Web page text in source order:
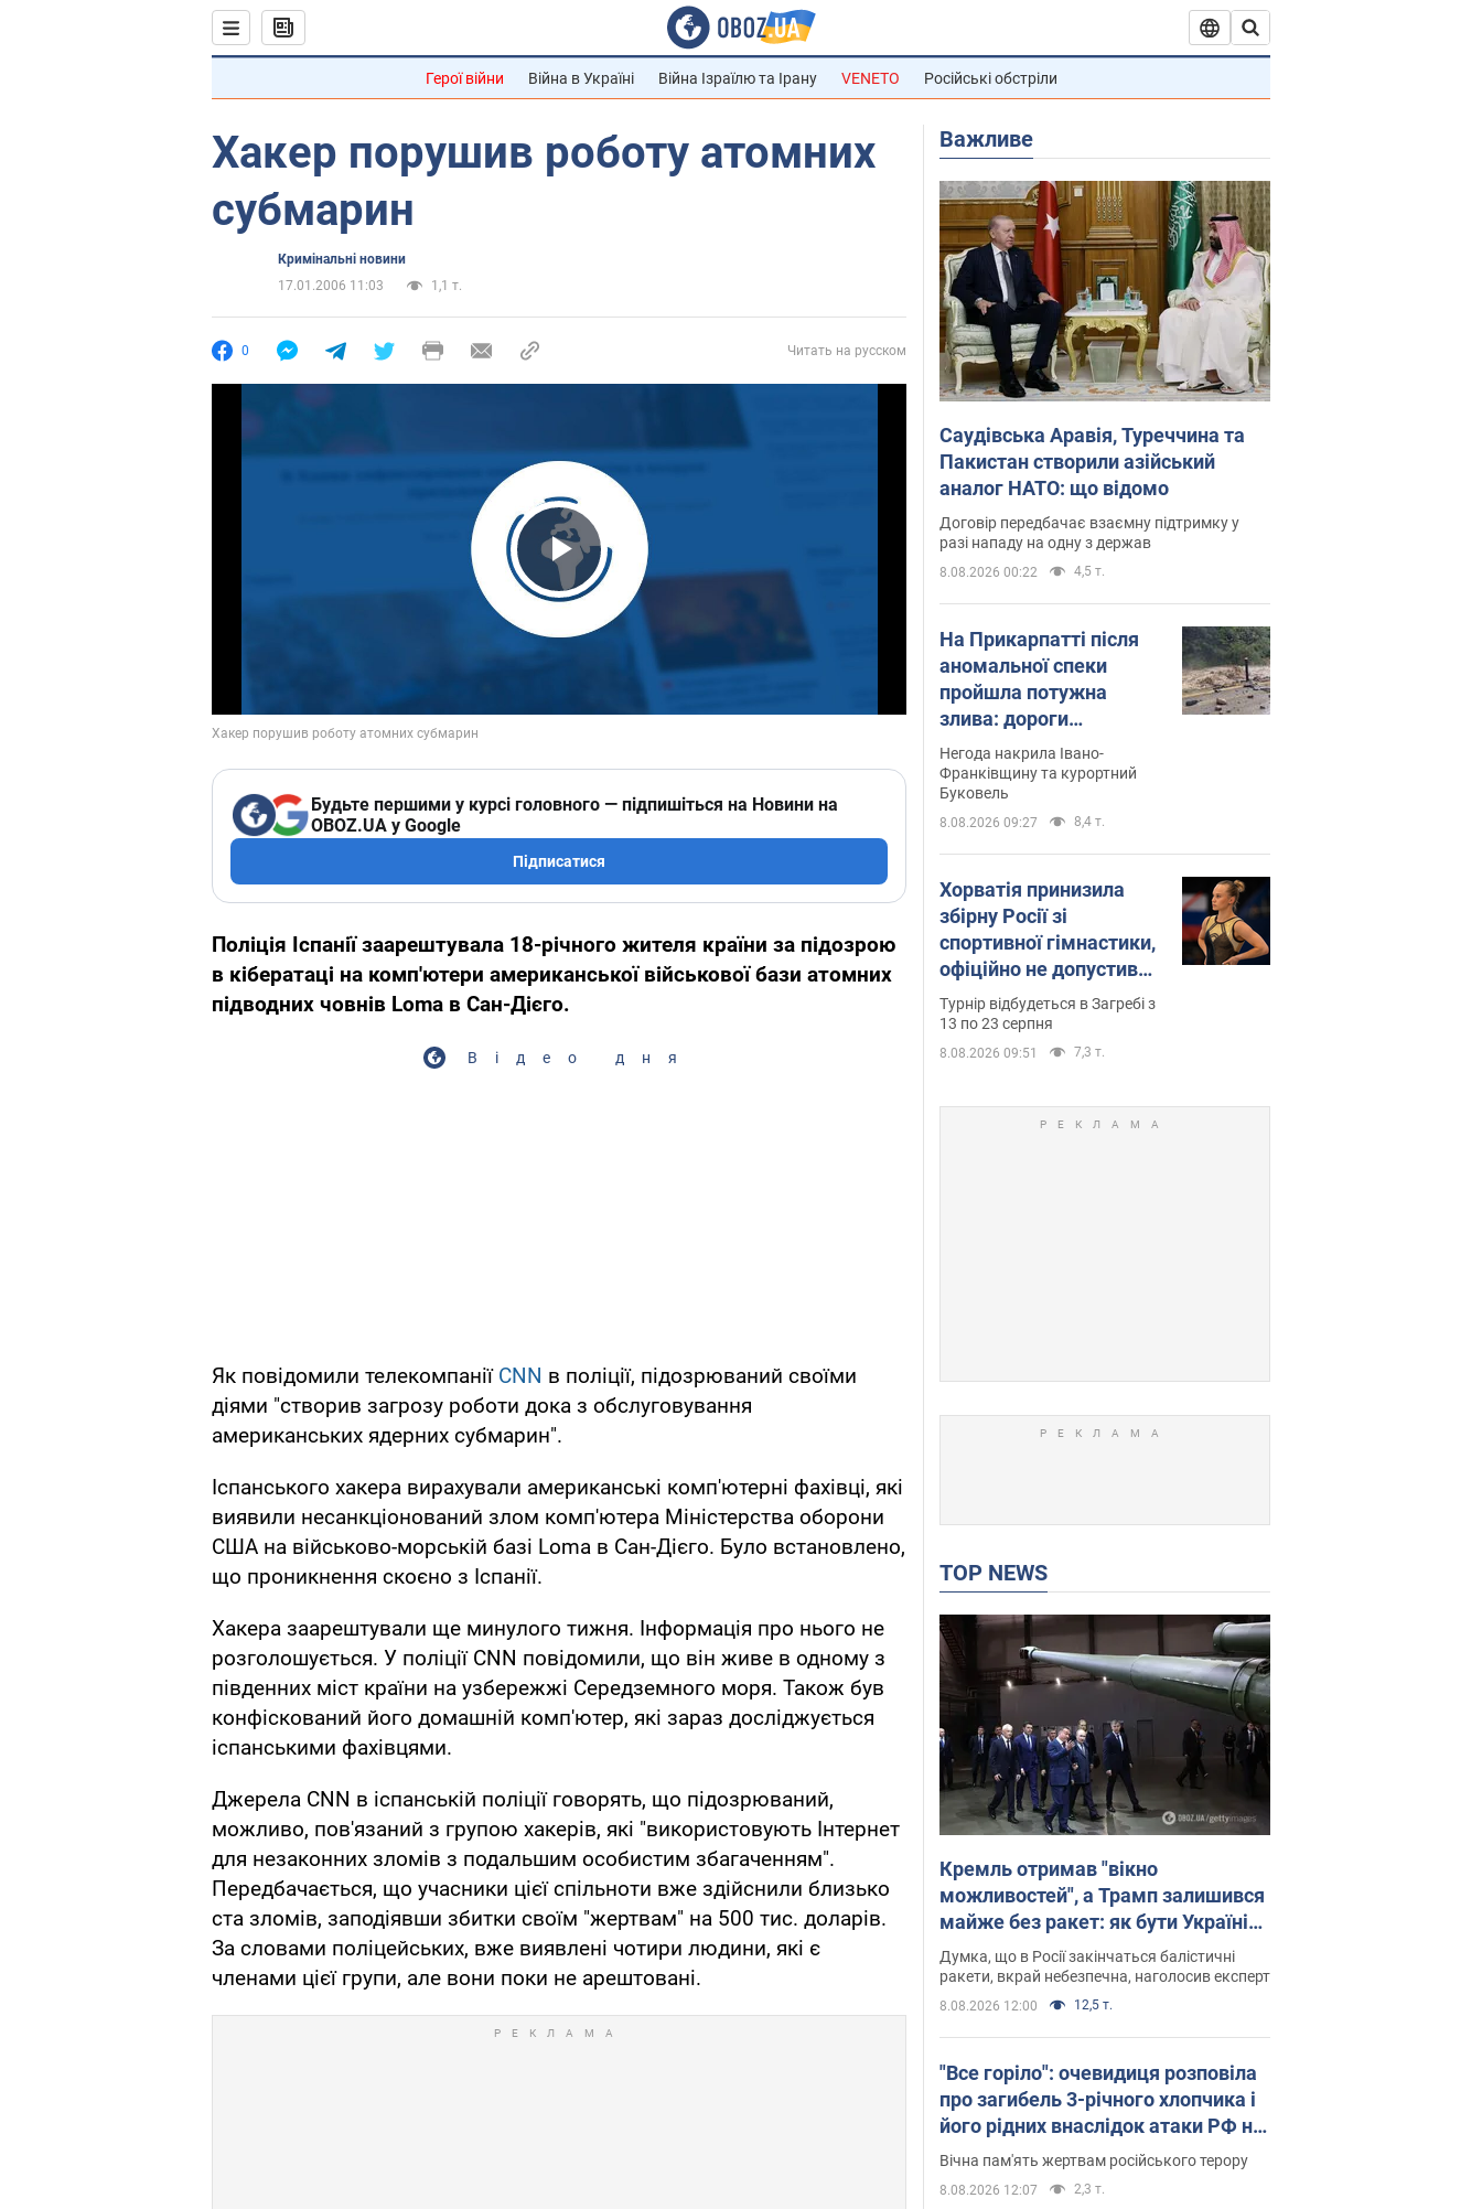
Герої війни Війна в Україні Війна Ізраїлю та Ірану VENETO Російські обстріли
Хакер порушив роботу атомних
субмарин
Кримінальні новини
17.01.2006 11:03
1,1 т.
0 Читать на русском
Play Video
Будьте першими у курсі головного — підпишіться на Новини на
OBOZ.UA у Google
Підписатися
Поліція Іспанії заарештувала 18-річного жителя країни за підозрою
в кібератаці на комп'ютери американської військової бази атомних
підводних човнів Loma в Сан-Дієго.
Відео дня
Як повідомили телекомпанії CNN в поліції, підозрюваний своїми
діями "створив загрозу роботи дока з обслуговування
американських ядерних субмарин".
Іспанського хакера вирахували американські комп'ютерні фахівці, які
виявили несанкціонований злом комп'ютера Міністерства оборони
США на військово-морській базі Loma в Сан-Дієго. Було встановлено,
що проникнення скоєно з Іспанії.
Хакера заарештували ще минулого тижня. Інформація про нього не
розголошується. У поліції CNN повідомили, що він живе в одному з
південних міст країни на узбережжі Середземного моря. Також був
конфіскований його домашній комп'ютер, які зараз досліджується
іспанськими фахівцями.
Джерела CNN в іспанській поліції говорять, що підозрюваний,
можливо, пов'язаний з групою хакерів, які "використовують Інтернет
для незаконних зломів з подальшим особистим збагаченням".
Передбачається, що учасники цієї спільноти вже здійснили близько
ста зломів, заподіявши збитки своїм "жертвам" на 500 тис. доларів.
За словами поліцейських, вже виявлені чотири людини, які є
членами цієї групи, але вони поки не арештовані.
Важливе
Саудівська Аравія, Туреччина та
Пакистан створили азійський
аналог НАТО: що відомо
Договір передбачає взаємну підтримку у
разі нападу на одну з держав
8.08.2026 00:22 4,5 т.
На Прикарпатті після
аномальної спеки
пройшла потужна
злива: дороги
перетворились на
річки. Відео
Негода накрила Івано-
Франківщину та курортний
Буковель
8.08.2026 09:27 8,4 т.
Хорватія принизила
збірну Росії зі
спортивної гімнастики,
офіційно не допустивши
до чемпіонату Європи
основних спортсменів
Турнір відбудеться в Загребі з
13 по 23 серпня
8.08.2026 09:51 7,3 т.
TOP NEWS
Кремль отримав "вікно
можливостей", а Трамп залишився
майже без ракет: як бути Україні?
Інтерв’ю з Мельником
Думка, що в Росії закінчаться балістичні
ракети, вкрай небезпечна, наголосив експерт
8.08.2026 12:00 12,5 т.
"Все горіло": очевидиця розповіла
про загибель 3-річного хлопчика і
його рідних внаслідок атаки РФ на
Київщину. Відео та фото
Вічна пам'ять жертвам російського терору
8.08.2026 12:07 2,3 т.